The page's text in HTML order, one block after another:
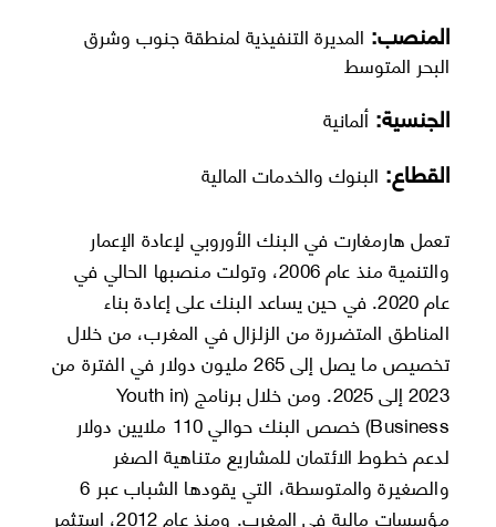
المنصب: المديرة التنفيذية لمنطقة جنوب وشرق
البحر المتوسط
الجنسية:ألمانية
القطاع: البنوك والخدمات المالية
تعمل هارمغارت في البنك الأوروبي لإعادة الإعمار
والتنمية منذ عام 2006، وتولت منصبها الحالي في
عام 2020. في حين يساعد البنك على إعادة بناء
المناطق المتضررة من الزلزال في المغرب، من خلال
تخصيص ما يصل إلى 265 مليون دولار في الفترة من
2023 إلى 2025. ومن خلال برنامج (Youth in
Business) خصص البنك حوالي 110 ملايين دولار
لدعم خطوط الائتمان للمشاريع متناهية الصغر
والصغيرة والمتوسطة، التي يقودها الشباب عبر 6
مؤسسات مالية في المغرب. ومنذ عام 2012، استثمر